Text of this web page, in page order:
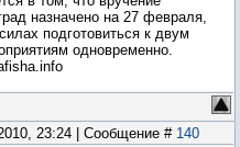
назначено на 27 февраля,
подготовиться к двум
одновременно.
23:24 | Сообщение # 140